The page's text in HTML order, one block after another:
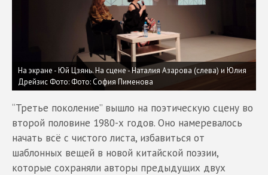
На экране - Юй Цзянь. На сцене - Наталия Азарова (слева) и Юлия
ДрейзисФото: Фото: София Пименова
“Третье поколение” вышло на поэтическую сцену во
второй половине 1980-х годов. Оно намеревалось
начать всё с чистого листа, избавиться от
шаблонных вещей в новой китайской поэзии,
которые сохраняли авторы предыдущих двух